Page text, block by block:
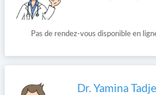
Pas de rendez-vous disponible en
Dr. Yamina